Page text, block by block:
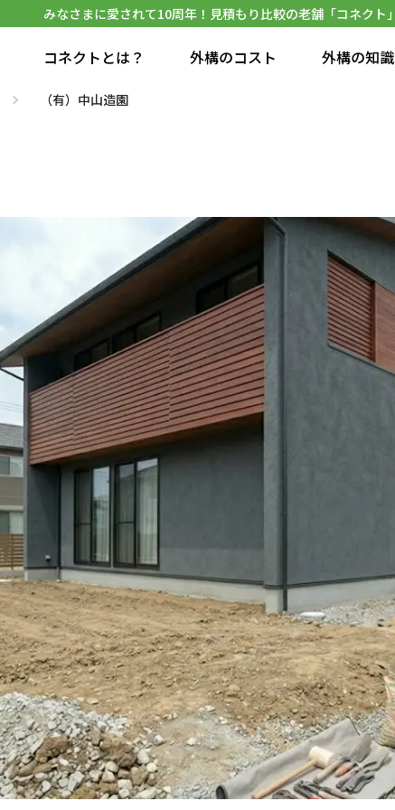
みなさまに愛されて10周年！見積もり比較の老舗「コネクト」
コネクトとは？ 外構のコスト 外構の知識
（有）中山造園